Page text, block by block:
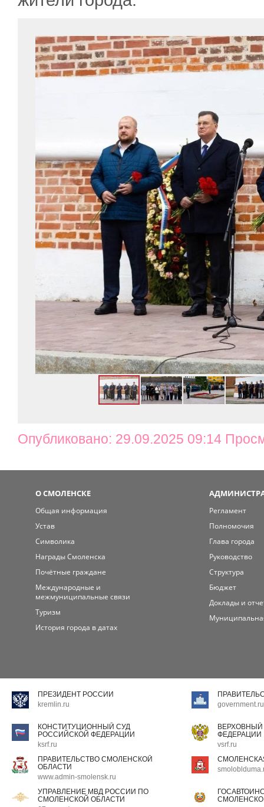
Опубликовано: 29.09.2025 09:14
О СМОЛЕНСКЕ
Общая информация
Устав
Символика
Награды Смоленска
Почётные граждане
Международные и
межмуниципальные связи
Туризм
История города в датах
Регламент
Полномочия
Глава города
Руководство
Структура
Бюджет
Доклады и
ПРЕЗИДЕНТ РОССИИ
kremlin.ru
government.ru
КОНСТИТУЦИОННЫЙ СУД
РОССИЙСКОЙ ФЕДЕРАЦИИ
ksrf.ru
ФЕДЕРАЦИИ
vsrf.ru
ПРАВИТЕЛЬСТВО СМОЛЕНСКОЙ
ОБЛАСТИ
www.admin-smolensk.ru
УПРАВЛЕНИЕ МВД РОССИИ ПО
СМОЛЕНСКОЙ ОБЛАСТИ